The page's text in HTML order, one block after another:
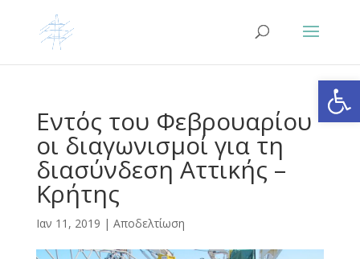
Εντός του Φεβρουαρίου
οι διαγωνισμοί για τη
διασύνδεση Αττικής –
Κρήτης
Ιαν 11, 2019 | Αποδελτίωση